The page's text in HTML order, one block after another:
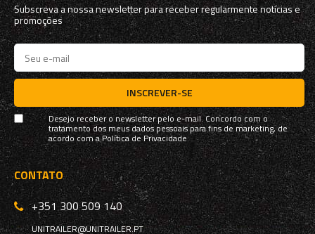
Subscreva a nossa newsletter para receber regularmente notícias e
promoções
INSCREVER-SE
Desejo receber o newsletter pelo e-mail. Concordo com o
tratamento dos meus dados pessoais para fins de marketing, de
acordo com aPolítica de Privacidade
CONTATO
+351 300 509 140
UNITRAILER@UNITRAILER.PT